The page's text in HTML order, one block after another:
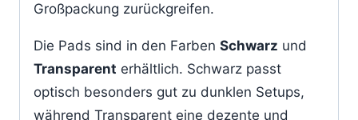
Großpackung zurückgreifen.
Die Pads sind in den Farben Schwarz und
Transparent erhältlich. Schwarz passt
optisch besonders gut zu dunklen Setups,
während Transparent eine dezente und